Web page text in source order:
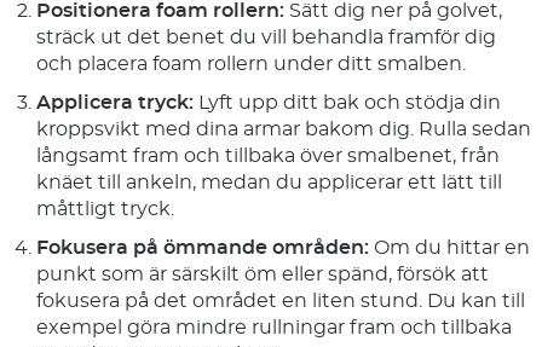
Positionera foam rollern: Sätt dig ner på golvet,
sträck ut det benet du vill behandla framför dig
och placera foam rollern under ditt smalben.
Applicera tryck: Lyft upp ditt bak och stödja din
kroppsvikt med dina armar bakom dig. Rulla sedan
långsamt fram och tillbaka över smalbenet, från
knäet till ankeln, medan du applicerar ett lätt till
måttligt tryck.
Fokusera på ömmande områden: Om du hittar en
punkt som är särskilt öm eller spänd, försök att
fokusera på det området en liten stund. Du kan till
exempel göra mindre rullningar fram och tillbaka